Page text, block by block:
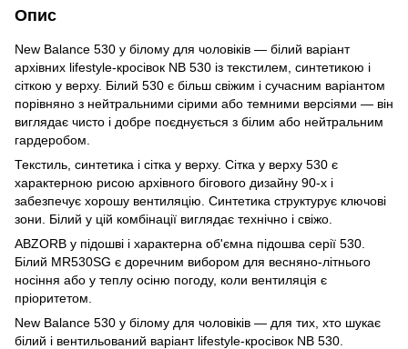
Опис
New Balance 530 у білому для чоловіків — білий варіант
архівних lifestyle-кросівок NB 530 із текстилем, синтетикою і
сіткою у верху. Білий 530 є більш свіжим і сучасним варіантом
порівняно з нейтральними сірими або темними версіями — він
виглядає чисто і добре поєднується з білим або нейтральним
гардеробом.
Текстиль, синтетика і сітка у верху. Сітка у верху 530 є
характерною рисою архівного бігового дизайну 90-х і
забезпечує хорошу вентиляцію. Синтетика структурує ключові
зони. Білий у цій комбінації виглядає технічно і свіжо.
ABZORB у підошві і характерна об'ємна підошва серії 530.
Білий MR530SG є доречним вибором для весняно-літнього
носіння або у теплу осіню погоду, коли вентиляція є
пріоритетом.
New Balance 530 у білому для чоловіків — для тих, хто шукає
білий і вентильований варіант lifestyle-кросівок NB 530.